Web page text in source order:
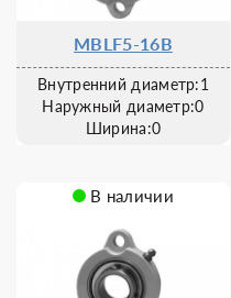
MBLF5-16B
Внутренний диаметр:1
Наружный диаметр:0
Ширина:0
В наличии